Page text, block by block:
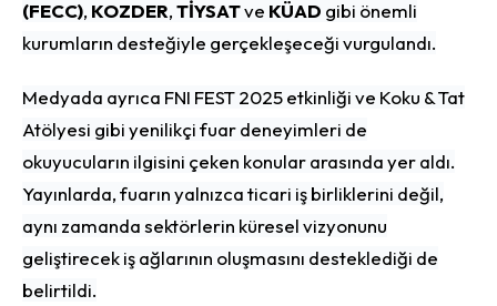
(FECC), KOZDER,TİYSATve KÜAD gibi önemli
kurumların desteğiyle gerçekleşeceği vurgulandı.
Medyada ayrıca FNI FEST 2025 etkinliği ve Koku & Tat
Atölyesi gibi yenilikçi fuar deneyimleri de
okuyucuların ilgisini çeken konular arasında yer aldı.
Yayınlarda, fuarın yalnızca ticari iş birliklerini değil,
aynı zamanda sektörlerin küresel vizyonunu
geliştirecek iş ağlarının oluşmasını desteklediği de
belirtildi.